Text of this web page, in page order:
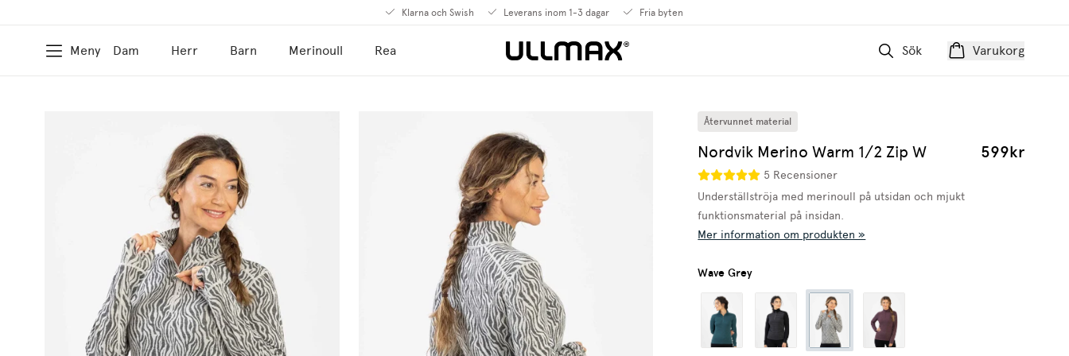
Klarna och Swish Leverans inom 1-3 dagar Fria byten
Meny Dam Herr Barn Merinoull Rea Sök Varukorg
Återvunnet material
Nordvik Merino Warm 1/2 Zip W 599kr
5 Recensioner
Underställströja med merinoull på utsidan och mjukt
funktionsmaterial på insidan.
Mer information om produkten »
Wave Grey